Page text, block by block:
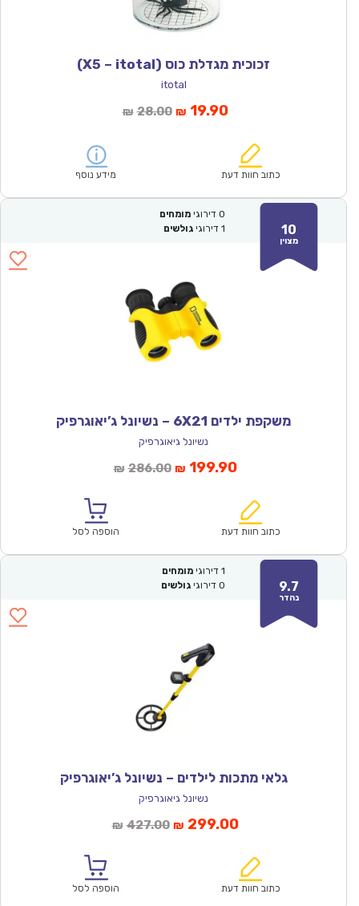
זכוכית מגדלת כוס (X5 – itotal)
itotal
₪ 28.00המחיר
₪28.00.
₪ 19.90המחיר
הוא:
₪19.90.כתוב חוות דעת מידע נוסף
10
מצוין
0 דירוגי מומחים
1 דירוגי גולשים
משקפת ילדים 6X21 – נשיונל ג’יאוגרפיק
נשיונל גיאוגרפיק
₪ 286.00המחיר
₪286.00.
₪ 199.90המחיר
הוא:
כתוב חוות דעת הוספה לסל
9.7
נהדר
1 דירוגי מומחים
0 דירוגי גולשים
גלאי מתכות לילדים – נשיונל ג’יאוגרפיק
נשיונל גיאוגרפיק
₪ 427.00המחיר
₪427.00.
₪ 299.00המחיר
הוא:
כתוב חוות דעת הוספה לסל